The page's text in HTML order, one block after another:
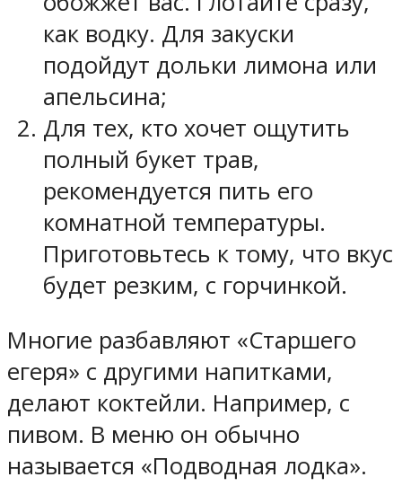
как водку. Для закуски
подойдут дольки лимона или
апельсина;
Для тех, кто хочет ощутить
полный букет трав,
рекомендуется пить его
комнатной температуры.
Приготовьтесь к тому, что вкус
будет резким, с горчинкой.
Многие разбавляют «Старшего
егеря» с другими напитками,
делают коктейли. Например, с
пивом. В меню он обычно
называется «Подводная лодка».